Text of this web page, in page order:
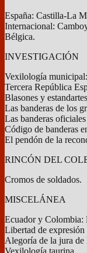
España: Castilla-La
Internacional:
Bélgica.
INVESTIGACIÓN
Vexilología
Tercera República
Blasones y
Las banderas de los
Las banderas
Código de banderas
El pendón de la
RINCÓN DEL
Cromos de soldados.
MISCELÁNEA
Ecuador y Colombia:
Libertad de
Alegoría de la jura